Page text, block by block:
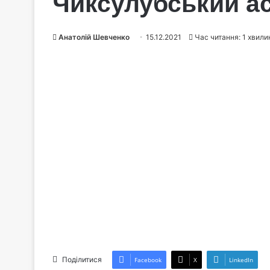
Анатолій Шевченко 15.12.2021 Час читання: 1
Поділитися Facebook X LinkedIn